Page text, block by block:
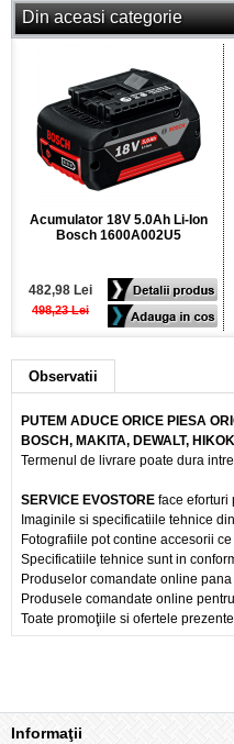
Din aceasi categorie
Acumulator 18V 5.0Ah Li-Ion
Bosch 1600A002U5
482,98 Lei
498,23 Lei
Observatii
PUTEM ADUCE ORICE PIESA
BOSCH, MAKITA, DEWALT,
Termenul de livrare poate dura
SERVICE EVOSTORE face eforturi
Imaginile si specificatiile tehnice
Fotografiile pot contine accesorii
Specificatiile tehnice sunt in
Produselor comandate online
Produsele comandate online
Toate promoţiile si ofertele
Informaţii